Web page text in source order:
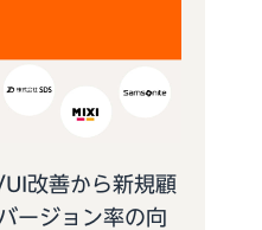
改善から新規顧
ージョン率の向